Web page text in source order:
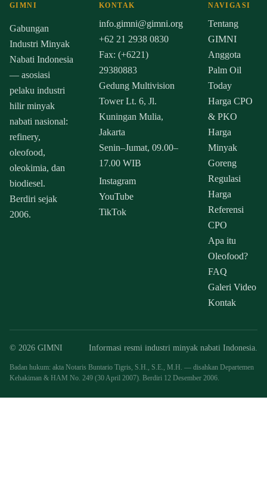
GIMNI
Gabungan
Industri Minyak
Nabati Indonesia
— asosiasi
pelaku industri
hilir minyak
nabati nasional:
refinery,
oleofood,
oleokimia, dan
biodiesel.
Berdiri sejak
2006.
KONTAK
info.gimni@gimni.org
+62 21 2938 0830
Fax: (+6221)
29380883
Gedung Multivision
Tower Lt. 6, Jl.
Kuningan Mulia,
Jakarta
Senin–Jumat, 09.00–
17.00 WIB
Instagram
YouTube
TikTok
NAVIGASI
Tentang
GIMNI
Anggota
Palm Oil
Today
Harga CPO
& PKO
Harga
Minyak
Goreng
Regulasi
Harga
Referensi
CPO
Apa itu
Oleofood?
FAQ
Galeri Video
Kontak
© 2026 GIMNI Informasi resmi industri minyak nabati Indonesia.
Badan hukum: akta Notaris Buntario Tigris, S.H., S.E., M.H. — disahkan Departemen
Kehakiman & HAM No. 249 (30 April 2007). Berdiri 12 Desember 2006.